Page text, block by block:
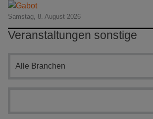
Samstag, 8. August 2026
Veranstaltungen sonstige